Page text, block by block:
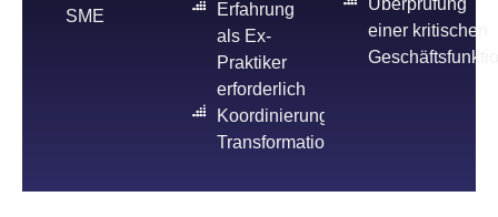
SME
Erfahrung
als Ex-
Praktiker
erforderlich
Koordinierung mehrerer
Transformationsprogramme
Überprüfung
einer kritischen